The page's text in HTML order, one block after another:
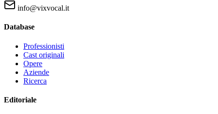
info@vixvocal.it
Database
Professionisti
Cast originali
Opere
Aziende
Ricerca
Editoriale